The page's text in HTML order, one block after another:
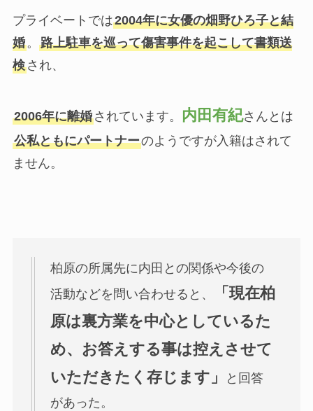
プライベートでは2004年に女優の畑野ひろ子と結
婚。 路上駐車を巡って傷害事件を起こして書類送
検され、
2006年に離婚されています。 内田有紀さんとは
公私ともにパートナーのようですが入籍はされて
ません。
柏原の所属先に内田との関係や今後の
活動などを問い合わせると、
「現在柏
原は裏方業を中心としているた
め、お答えする事は控えさせて
いただきたく存じます」
と回答
があった。